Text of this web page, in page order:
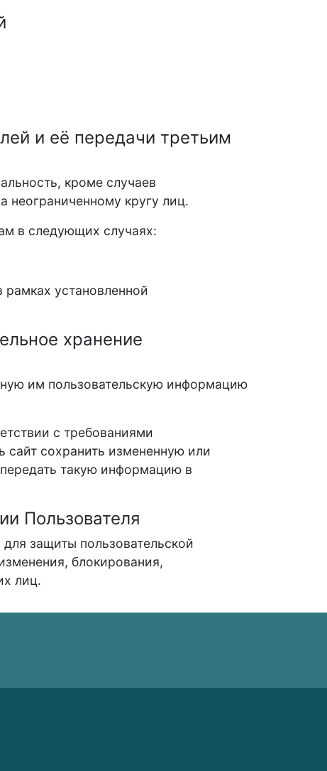
и её передачи третьим
кроме случаев
неограниченному кругу лиц.
в следующих случаях:
установленной
хранение
им пользовательскую информацию
с требованиями
сайт сохранить измененную или
такую информацию в
Пользователя
защиты пользовательской
блокирования,
лиц.